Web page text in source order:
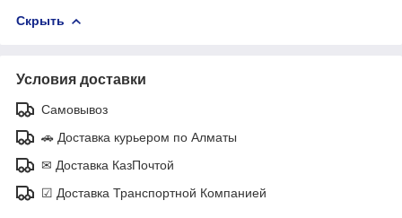
Скрыть
Условия доставки
Самовывоз
🚗 Доставка курьером по Алматы
✉ Доставка КазПочтой
☑ Доставка Транспортной Компанией